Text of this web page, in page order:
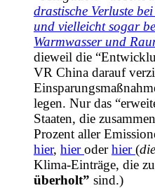
drastische Verluste
und vielleicht sogar
Warmwasser und
dieweil die
VR China darauf
legen. Nur das
Staaten, die
Prozent aller
hier, hieroderhier(
Klima-Einträge, die
überholt” sind.)